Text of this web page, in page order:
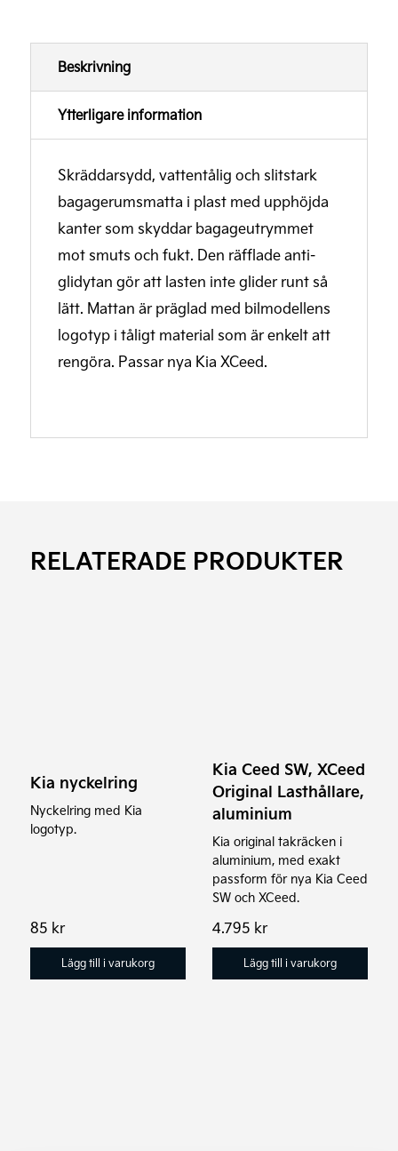
Beskrivning
Ytterligare information
Skräddarsydd, vattentålig och slitstark
bagagerumsmatta i plast med upphöjda
kanter som skyddar bagageutrymmet
mot smuts och fukt. Den räfflade anti-
glidytan gör att lasten inte glider runt så
lätt. Mattan är präglad med bilmodellens
logotyp i tåligt material som är enkelt att
rengöra. Passar nya Kia XCeed.
RELATERADE PRODUKTER
Kia nyckelring
Nyckelring med Kia
logotyp.
85 kr
Lägg till i varukorg
Kia Ceed SW, XCeed
Original Lasthållare,
aluminium
Kia original takräcken i
aluminium, med exakt
passform för nya Kia Ceed
SW och XCeed.
4.795 kr
Lägg till i varukorg